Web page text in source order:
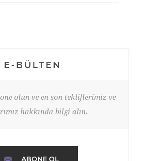
E-BÜLTEN
olun ve en son tekliflerimiz ve
hakkında bilgi alın.
ABONE OL